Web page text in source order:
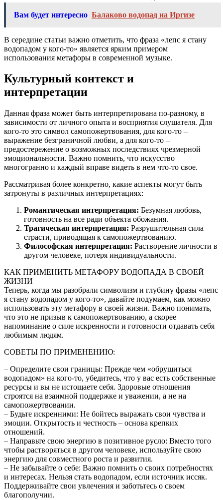
Вам будет интересно Балаково водопад на Иргизе
В середине статьи важно отметить, что фраза «лепс я стану
водопадом у кого-то» является ярким примером
использования метафоры в современной музыке.
Культурный контекст и
интерпретации
Данная фраза может быть интерпретирована по-разному, в
зависимости от личного опыта и восприятия слушателя. Для
кого-то это символ самопожертвования, для кого-то –
выражение безграничной любви, а для кого-то –
предостережение о возможных последствиях чрезмерной
эмоциональности. Важно помнить, что искусство
многогранно и каждый вправе видеть в нем что-то свое.
Рассматривая более конкретно, какие аспекты могут быть
затронуты в различных интерпретациях:
Романтическая интерпретация: Безумная любовь,
готовность на все ради объекта обожания.
Трагическая интерпретация: Разрушительная сила
страсти, приводящая к самопожертвованию.
Философская интерпретация: Растворение личности в
другом человеке, потеря индивидуальности.
КАК ПРИМЕНИТЬ МЕТАФОРУ ВОДОПАДА В СВОЕЙ
ЖИЗНИ
Теперь, когда мы разобрали символизм и глубину фразы «лепс
я стану водопадом у кого-то», давайте подумаем, как можно
использовать эту метафору в своей жизни. Важно понимать,
что это не призыв к самопожертвованию, а скорее
напоминание о силе искренности и готовности отдавать себя
любимым людям.
СОВЕТЫ ПО ПРИМЕНЕНИЮ:
– Определите свои границы: Прежде чем «обрушиться
водопадом» на кого-то, убедитесь, что у вас есть собственные
ресурсы и вы не истощаете себя. Здоровые отношения
строятся на взаимной поддержке и уважении, а не на
самопожертвовании.
– Будьте искренними: Не бойтесь выражать свои чувства и
эмоции. Открытость и честность – основа крепких
отношений.
– Направьте свою энергию в позитивное русло: Вместо того
чтобы растворяться в другом человеке, используйте свою
энергию для совместного роста и развития.
– Не забывайте о себе: Важно помнить о своих потребностях
и интересах. Нельзя стать водопадом, если источник иссяк.
Поддерживайте свои увлечения и заботьтесь о своем
благополучии.